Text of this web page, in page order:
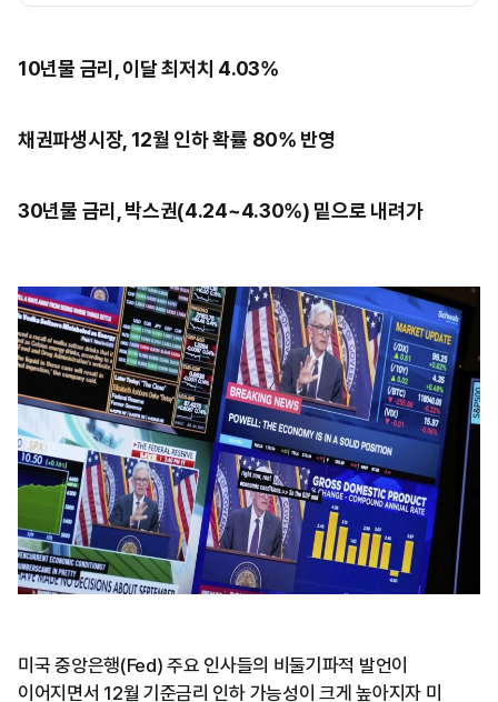
10년물 금리, 이달 최저치 4.03%
채권파생시장, 12월 인하 확률 80% 반영
30년물 금리, 박스권(4.24~4.30%) 밑으로 내려가
미국 중앙은행(Fed) 주요 인사들의 비둘기파적 발언이
이어지면서 12월 기준금리 인하 가능성이 크게 높아지자 미